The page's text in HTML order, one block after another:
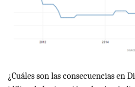
¿Cuáles son las consecuencias en